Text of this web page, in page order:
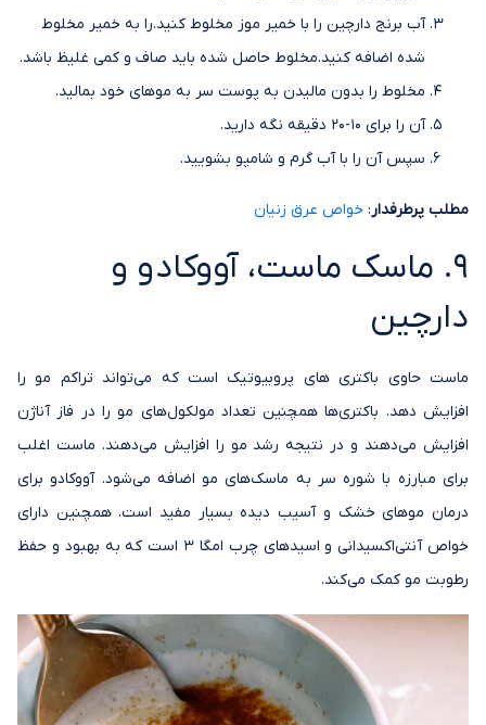
آب برنج دارچین را با خمیر موز مخلوط کنید.را به خمیر مخلوط
شده اضافه کنید.مخلوط حاصل شده باید صاف و کمی غلیظ باشد.
مخلوط را بدون مالیدن به پوست سر به موهای خود بمالید.
آن را برای 10-20 دقیقه نگه دارید.
سپس آن را با آب گرم و شامپو بشویید.
مطلب پرطرفدار: خواص عرق زنیان
9. ماسک ماست، آووکادو و
دارچین
ماست حاوی باکتری های پروبیوتیک است که می‌تواند تراکم مو را
افزایش دهد. باکتری‌ها همچنین تعداد مولکول‌های مو را در فاز آناژن
افزایش می‌دهند و در نتیجه رشد مو را افزایش می‌دهند. ماست اغلب
برای مبارزه با شوره سر به ماسک‌های مو اضافه می‌شود. آووکادو برای
درمان موهای خشک و آسیب دیده بسیار مفید است. همچنین دارای
خواص آنتی‌اکسیدانی و اسیدهای چرب امگا 3 است که به بهبود و حفظ
رطوبت مو کمک می‌کند.